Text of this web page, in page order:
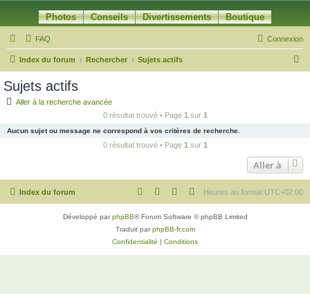
Photos Conseils Divertissements Boutique
FAQ Connexion
Index du forum Rechercher Sujets actifs
c
e
Sujets actifs
Aller à la recherche avancée
0 résultat trouvé • Page 1 sur 1
Aucun sujet ou message ne correspond à vos critères de recherche.
0 résultat trouvé • Page 1 sur 1
Aller à
Index du forum Heures au format UTC+02:00
Développé parphpBB® Forum Software © phpBB Limited
Traduit parphpBB-fr.com
Confidentialité | Conditions